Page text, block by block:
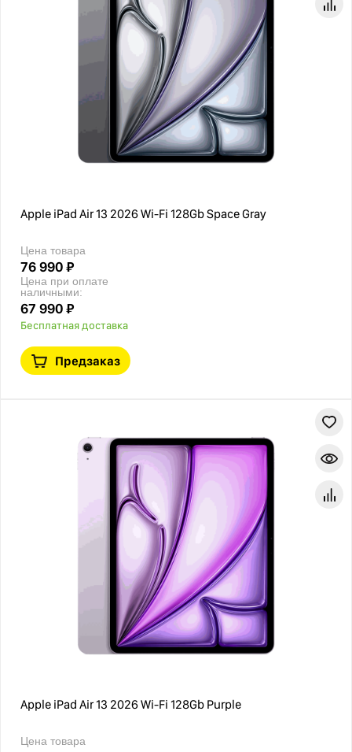
Apple iPad Air 13 2026 Wi-Fi 128Gb Space Gray
Цена товара
76 990 ₽
Цена при оплате
наличными:
67 990 ₽
Бесплатная доставка
Предзаказ
Apple iPad Air 13 2026 Wi-Fi 128Gb Purple
Цена товара